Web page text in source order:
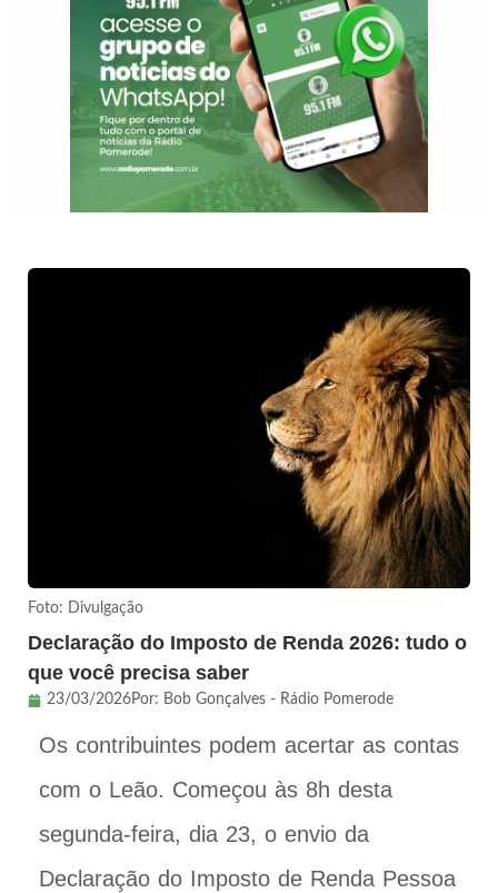
Foto: Divulgação
Declaração do Imposto de Renda 2026: tudo o
que você precisa saber
23/03/2026Por: Bob Gonçalves - Rádio Pomerode
Os contribuintes podem acertar as contas
com o Leão. Começou às 8h desta
segunda-feira, dia 23, o envio da
Declaração do Imposto de Renda Pessoa